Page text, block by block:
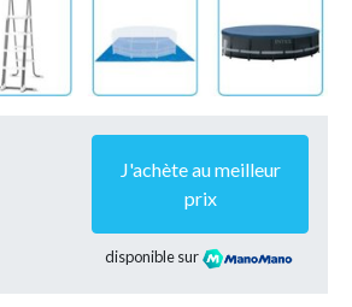
J'achète au meilleur
prix
disponible sur